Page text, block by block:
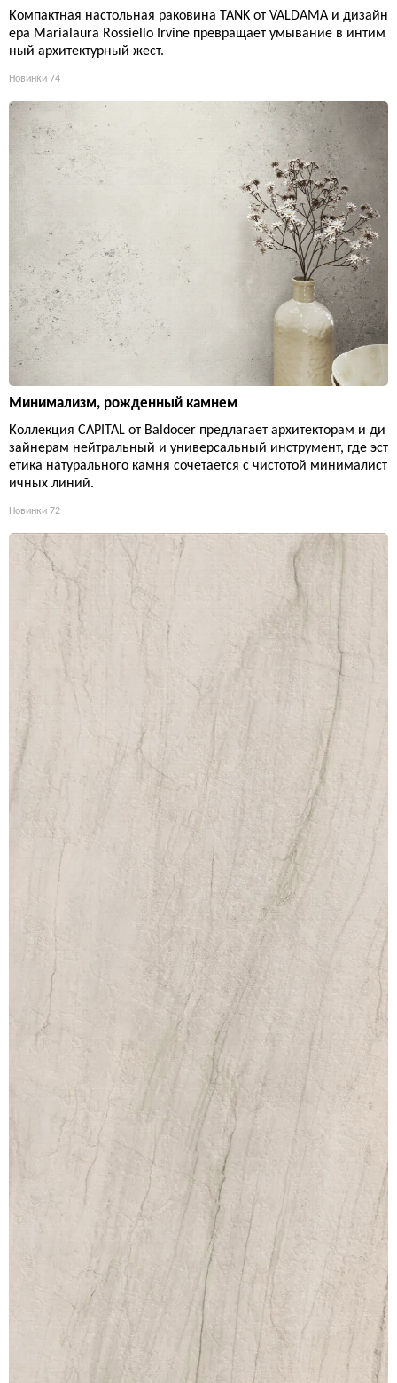
Компактная настольная раковина TANK от VALDAMA и дизайн
ера Marialaura Rossiello Irvine превращает умывание в интим
ный архитектурный жест.
Новинки 74
Минимализм, рожденный камнем
Коллекция CAPITAL от Baldocer предлагает архитекторам и ди
зайнерам нейтральный и универсальный инструмент, где эст
етика натурального камня сочетается с чистотой минималист
ичных линий.
Новинки 72